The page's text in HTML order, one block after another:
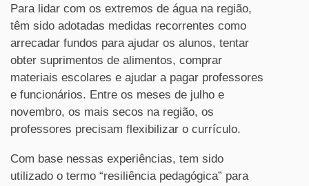
Para lidar com os extremos de água na região,
têm sido adotadas medidas recorrentes como
arrecadar fundos para ajudar os alunos, tentar
obter suprimentos de alimentos, comprar
materiais escolares e ajudar a pagar professores
e funcionários. Entre os meses de julho e
novembro, os mais secos na região, os
professores precisam flexibilizar o currículo.
Com base nessas experiências, tem sido
utilizado o termo “resiliência pedagógica” para